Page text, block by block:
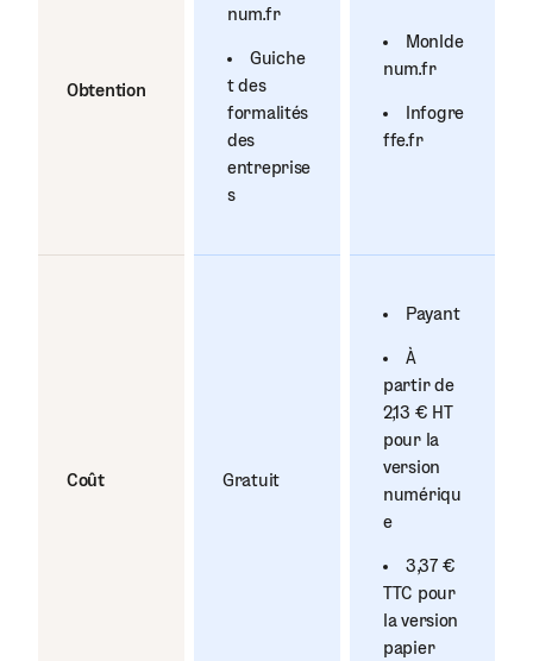
Obtention
num.fr
Guiche
t des
formalités
des
entreprise
s
MonIde
num.fr
Infogre
ffe.fr
Coût Gratuit
Payant
À
partir de
2,13 € HT
pour la
version
numériqu
e
3,37 €
TTC pour
la version
papier